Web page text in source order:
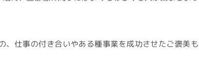
、仕事の付き合いやある種事業を成功させたご褒美